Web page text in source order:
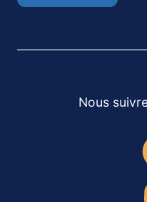
Nous